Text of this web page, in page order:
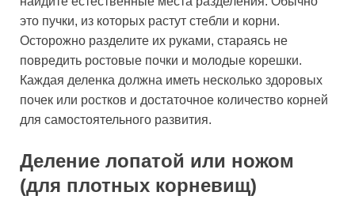
это пучки, из которых растут стебли и корни.
Осторожно разделите их руками, стараясь не
повредить ростовые почки и молодые корешки.
Каждая деленка должна иметь несколько здоровых
почек или ростков и достаточное количество корней
для самостоятельного развития.
Деление лопатой или ножом
(для плотных корневищ)